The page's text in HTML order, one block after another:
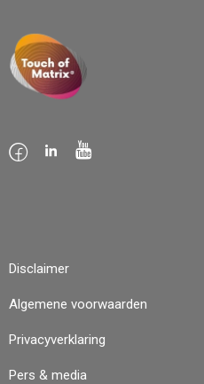
Disclaimer
Algemene voorwaarden
Privacyverklaring
Pers & media